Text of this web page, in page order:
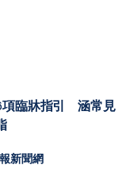
項臨牀指引 涵常見
新聞網